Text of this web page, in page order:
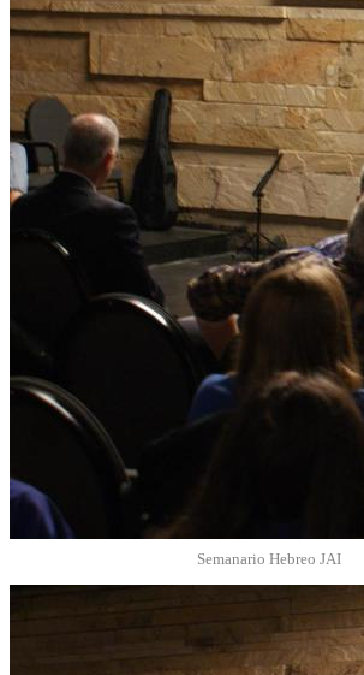
Semanario Hebreo JAI